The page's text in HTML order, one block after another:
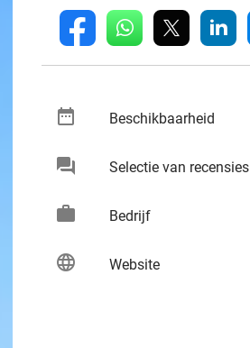
fb whatsapp linkedin
date_range Beschikbaarheid
chat Selectie van recensies
work Bedrijf
language Website